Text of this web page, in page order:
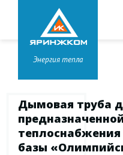
Звонок бесплатный
8 800 333-99-01
Головной офис вЯрославле
+7 (4852) 67-96-00
Энергия тепла
Дымовая труба
базы